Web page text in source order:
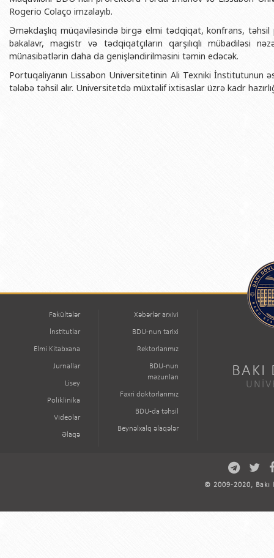
BDU-nun məzunları
Fəxri doktorlarımız
BDU-da təhsil
BDU-da tədris olunan ixtisaslar
Universitet tarixinin ən mühüm hadisələri
Sənədlər və Müraciətlərlə iş
Maliyyə və təminat Departamenti
Keyfiyyətin təminatı, monitorinq
Psixoloji Yardım Sektoru
Filologiya fakültəsi
Tarix fakültəsi
Beynəlxalq
Hüquq fakültəsi
Şəxsi
Rogerio Colaço imzalayıb.
Əməkdaşlıq müqaviləsində birgə elmi tədqiqat, konfrans,
bakalavr, magistr və tədqiqatçıların qarşılıqlı mübadiləsi
münasibətlərin daha da genişləndirilməsini təmin edəcək.
Portuqaliyanın Lissabon Universitetinin Ali Texniki İnstitutunun
tələbə təhsil alır. Universitetdə müxtəlif ixtisaslar üzrə kadr
Fakültələr
İnstitutlar
Elmi Kitabxana
Jurnallar
Lisey
Poliklinika
Videolar
Əlaqə
Xəbərlər arxivi
BDU-nun tarixi
Rektorlarımız
BDU-nun
məzunları
Fəxri doktorlarımız
BDU-da təhsil
Beynəlxalq əlaqələr
BAKI
© 2009-2020,